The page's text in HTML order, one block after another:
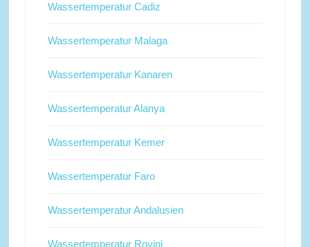
Wassertemperatur Cadiz
Wassertemperatur Malaga
Wassertemperatur Kanaren
Wassertemperatur Alanya
Wassertemperatur Kemer
Wassertemperatur Faro
Wassertemperatur Andalusien
Wassertemperatur Rovinj